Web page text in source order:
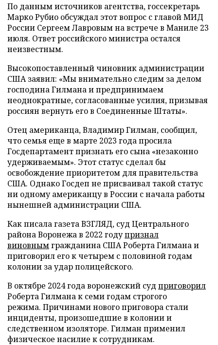
По данным источников агентства, госсекретарь
Марко Рубио обсуждал этот вопрос с главой МИД
России Сергеем Лавровым на встрече в Маниле 23
июля. Ответ российского министра остался
неизвестным.
Высокопоставленный чиновник администрации
США заявил: «Мы внимательно следим за делом
господина Гилмана и предпринимаем
неоднократные, согласованные усилия, призывая
россиян вернуть его в Соединенные Штаты».
Отец американца, Владимир Гилман, сообщил,
что семья еще в марте 2023 года просила
Госдепартамент признать его сына «незаконно
удерживаемым». Этот статус сделал бы
освобождение приоритетом для правительства
США. Однако Госдеп не присваивал такой статус
ни одному американцу в России с начала работы
нынешней администрации США.
Как писала газета ВЗГЛЯД, суд Центрального
района Воронежа в 2022 годупризнал
виновнымгражданина США Роберта Гилмана и
приговорил его к четырем с половиной годам
колонии за удар полицейского.
В октябре 2024 года воронежский суд приговорил
Роберта Гилмана к семи годам строгого
режима. Причинами нового приговора стали
инциденты, произошедшие в колонии и
следственном изоляторе. Гилман применил
физическое насилие к сотрудникам.